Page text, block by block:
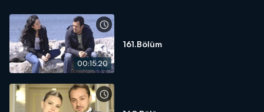
00:15:20
161.Bölüm